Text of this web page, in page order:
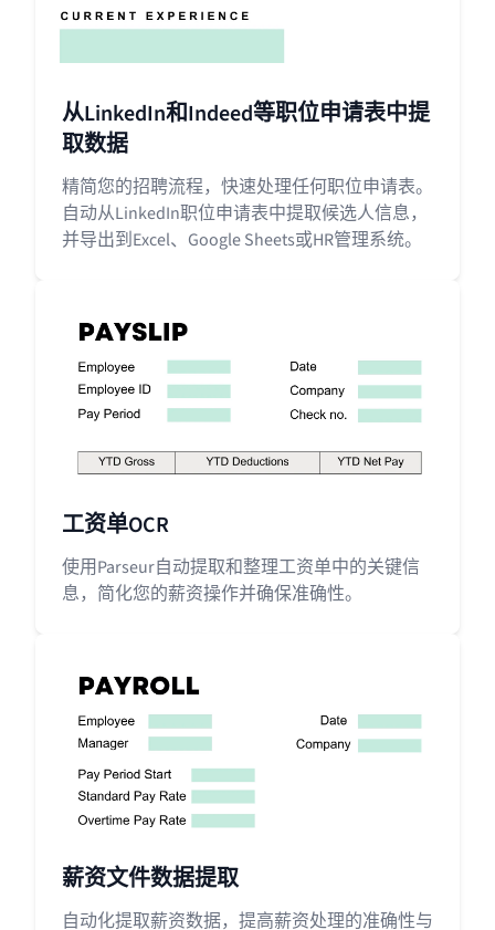
从LinkedIn和Indeed等职位申请表中提
取数据
精简您的招聘流程，快速处理任何职位申请表。
自动从LinkedIn职位申请表中提取候选人信息，
并导出到Excel、Google Sheets或HR管理系统。
工资单OCR
使用Parseur自动提取和整理工资单中的关键信
息，简化您的薪资操作并确保准确性。
薪资文件数据提取
自动化提取薪资数据，提高薪资处理的准确性与